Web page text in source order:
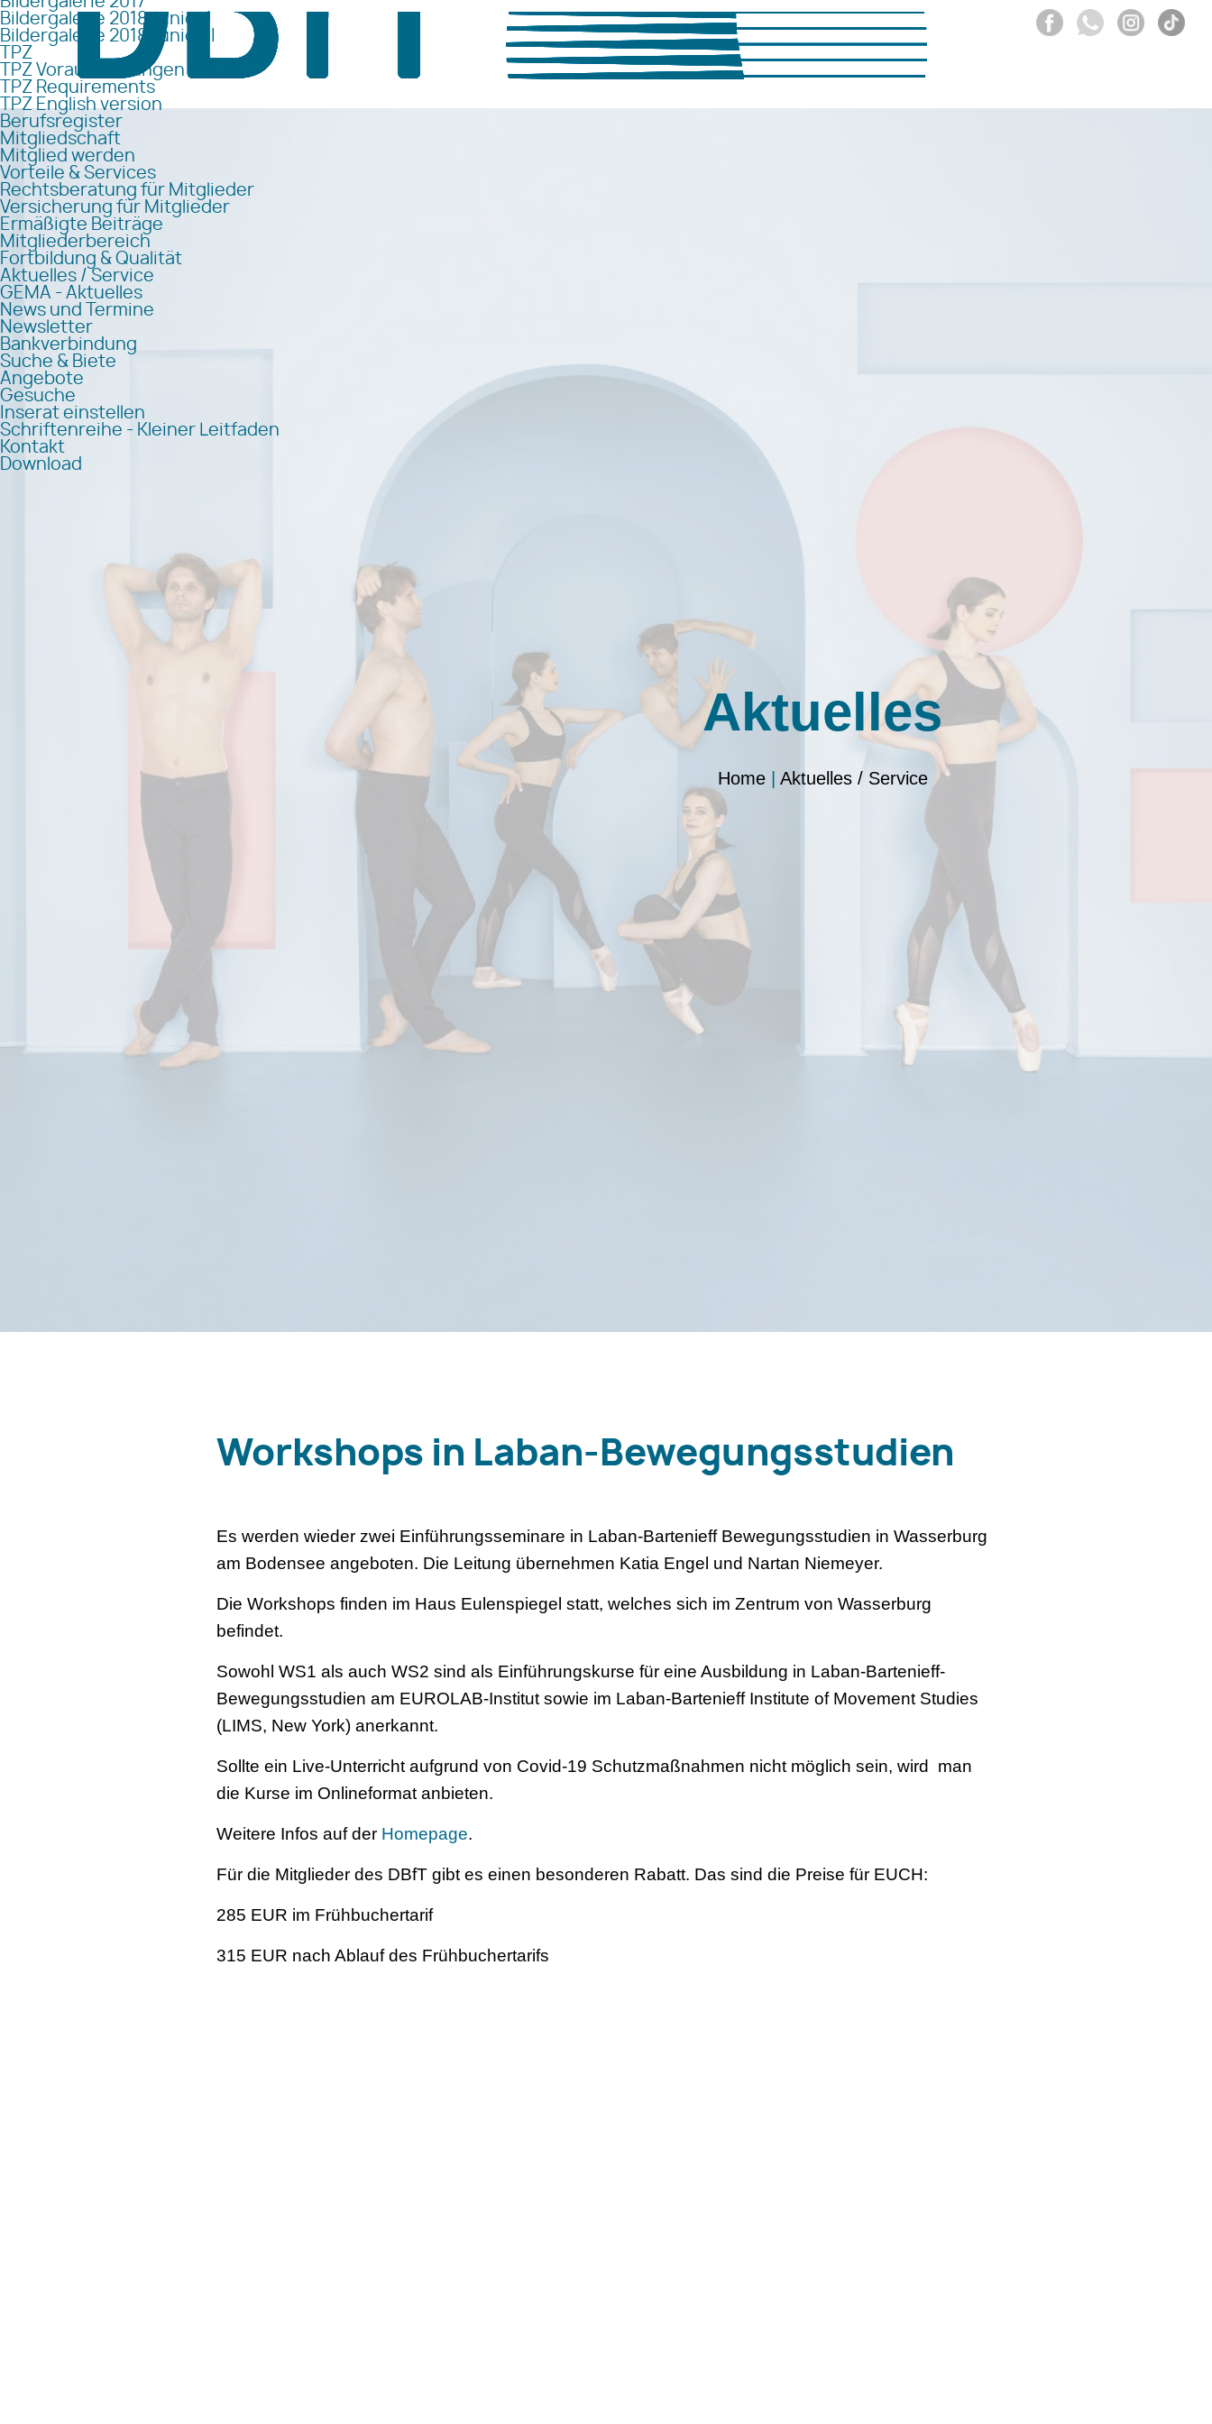
Bildergalerie 2018 Junior I
Bildergalerie 2018 Junior II
TPZ
TPZ Voraussetzungen
TPZ Requirements
TPZ English version
Berufsregister
Mitgliedschaft
Mitglied werden
Vorteile & Services
Rechtsberatung für Mitglieder
Versicherung für Mitglieder
Ermäßigte Beiträge
Mitgliederbereich
Fortbildung & Qualität
Aktuelles / Service
GEMA - Aktuelles
News und Termine
Newsletter
Bankverbindung
Suche & Biete
Angebote
Gesuche
Inserat einstellen
Schriftenreihe - Kleiner Leitfaden
Kontakt
Download
Aktuelles
Home| Aktuelles / Service
Workshops in Laban-Bewegungsstudien
Es werden wieder zwei Einführungsseminare in Laban-Bartenieff Bewegungsstudien in Wasserburg
am Bodensee angeboten. Die Leitung übernehmen Katia Engel und Nartan Niemeyer.
Die Workshops finden im Haus Eulenspiegel statt, welches sich im Zentrum von Wasserburg
befindet.
Sowohl WS1 als auch WS2 sind als Einführungskurse für eine Ausbildung in Laban-Bartenieff-
Bewegungsstudien am EUROLAB-Institut sowie im Laban-Bartenieff Institute of Movement Studies
(LIMS, New York) anerkannt.
Sollte ein Live-Unterricht aufgrund von Covid-19 Schutzmaßnahmen nicht möglich sein, wird man
die Kurse im Onlineformat anbieten.
Weitere Infos auf der Homepage.
Für die Mitglieder des DBfT gibt es einen besonderen Rabatt. Das sind die Preise für EUCH:
285 EUR im Frühbuchertarif
315 EUR nach Ablauf des Frühbuchertarifs